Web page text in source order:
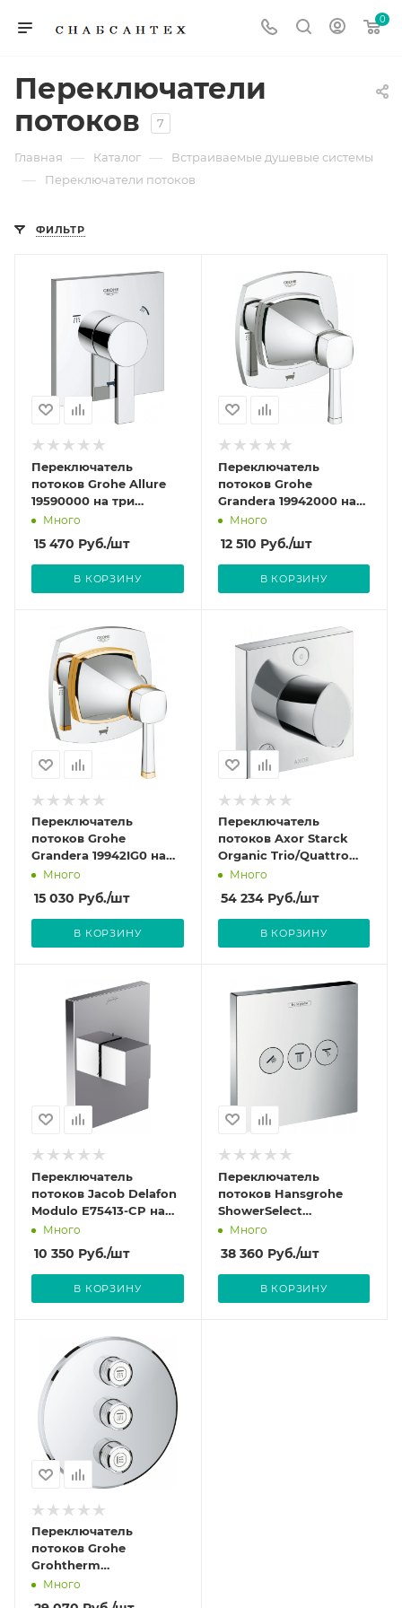
0
Переключатели
потоков
7
Главная — Каталог — Встраиваемые душевые системы
— Переключатели потоков
ФИЛЬТР
Переключатель
потоков Grohe Allure
19590000 на три
потребителя
Много
15 470 Руб./шт
В КОРЗИНУ
Переключатель
потоков Grohe
Grandera 19942000 на
три потребителя
Много
12 510 Руб./шт
В КОРЗИНУ
Переключатель
потоков Grohe
Grandera 19942IG0 на
три потребителя
Много
15 030 Руб./шт
В КОРЗИНУ
Переключатель
потоков Axor Starck
Organic Trio/Quattro
12731000 на три
потребителя
Много
54 234Руб./шт
В КОРЗИНУ
Переключатель
потоков Jacob Delafon
Modulo E75413-CP на
три потребителя
Много
10 350 Руб./шт
В КОРЗИНУ
Переключатель
потоков Hansgrohe
ShowerSelect
Trio/Quattro 15764000
на три потребителя
Много
38 360 Руб./шт
В КОРЗИНУ
Переключатель
потоков Grohe
Grohtherm
SmartControl 29122000
на три потребителя
Много